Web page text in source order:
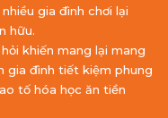
gia đình chơi lại
hữu.
khiến mang lại mang
gia đình tiết kiệm phung
tố hóa học ăn tiền